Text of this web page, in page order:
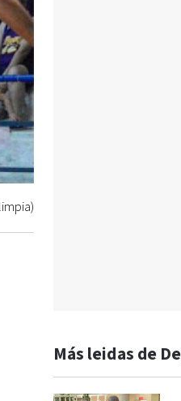
Más leidas de